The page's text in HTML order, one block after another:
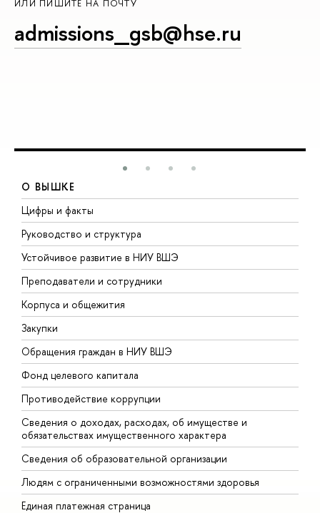
ИЛИ ПИШИТЕ НА ПОЧТУ
admissions_gsb@hse.ru
О ВЫШКЕ
Цифры и факты
Руководство и структура
Устойчивое развитие в НИУ ВШЭ
Преподаватели и сотрудники
Корпуса и общежития
Закупки
Обращения граждан в НИУ ВШЭ
Фонд целевого капитала
Противодействие коррупции
Сведения о доходах, расходах, об имуществе и
обязательствах имущественного характера
Сведения об образовательной организации
Людям с ограниченными возможностями здоровья
Единая платежная страница